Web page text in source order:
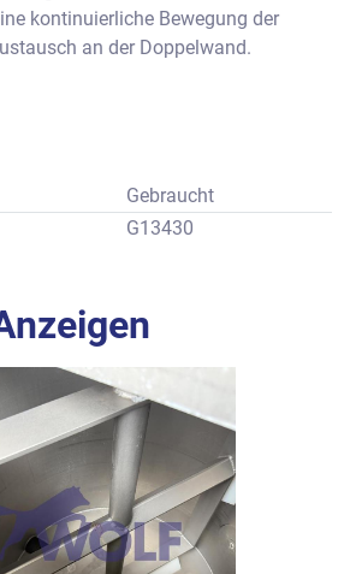
kontinuierliche Bewegung der
an der Doppelwand.
ca.
Gebraucht
G13430